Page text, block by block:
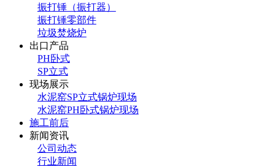
振打锤（振打器）
振打锤零部件
垃圾焚烧炉
出口产品
PH卧式
SP立式
现场展示
水泥窑SP立式锅炉现场
水泥窑PH卧式锅炉现场
施工前后
新闻资讯
公司动态
行业新闻